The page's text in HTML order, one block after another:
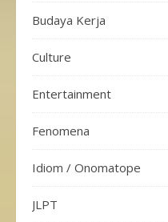
Budaya Kerja
Culture
Entertainment
Fenomena
Idiom / Onomatope
JLPT